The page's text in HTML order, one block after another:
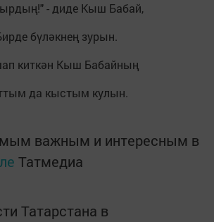
- диде Кыш Бабай,
бүләкнең зурын.
киткән Кыш Бабайның
да кыстым кулын.
важным и интересным в
Татмедиа
Татарстана в